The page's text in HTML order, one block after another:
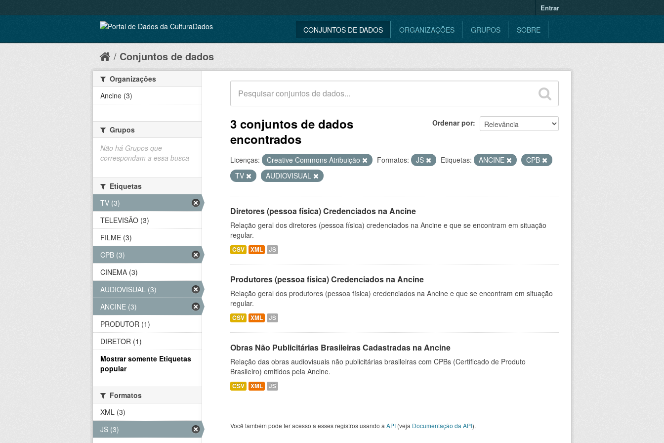
Entrar
CONJUNTOS DE DADOS ORGANIZAÇÕES GRUPOS SOBRE
Conjuntos de dados
Ordenar por
3 conjuntos de dados
encontrados
Licenças: Creative Commons Atribuição Formatos: JS Etiquetas: ANCINE
CPB
TV
AUDIOVISUAL
Diretores (pessoa física) Credenciados na Ancine
Relação geral dos diretores (pessoa física) credenciados na Ancine e que se encontram em situação
regular.
CSV XML JS
Produtores (pessoa física) Credenciados na Ancine
Relação geral dos produtores (pessoa física) credenciados na Ancine e que se encontram em situação
regular.
CSV XML JS
Obras Não Publicitárias Brasileiras Cadastradas na Ancine
Relação das obras audiovisuais não publicitárias brasileiras com CPBs (Certificado de Produto
Brasileiro) emitidos pela Ancine.
CSV XML JS
Você também pode ter acesso a esses registros usando a API (veja Documentação da API).
Organizações
Ancine (3)
Grupos
Não há Grupos que
correspondam a essa busca
Etiquetas
TV (3)
TELEVISÃO (3)
FILME (3)
CPB (3)
CINEMA (3)
AUDIOVISUAL (3)
ANCINE (3)
PRODUTOR (1)
DIRETOR (1)
Mostrar somente Etiquetas
popular
Formatos
XML (3)
JS (3)